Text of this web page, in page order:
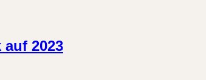
2023